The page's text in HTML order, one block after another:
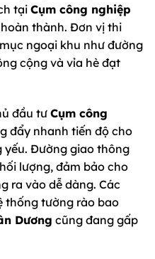
tạiCụm công nghiệp
thành. Đơn vị thi
ngoại khu như đường
cộng và vỉa hè đạt
đầu tư Cụm công
đẩy nhanh tiến độ cho
yếu. Đường giao thông
lượng, đảm bảo cho
ra vào dễ dàng. Các
thống tường rào bao
Dương cũng đang gấp